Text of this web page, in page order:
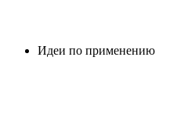
Идеи по применению